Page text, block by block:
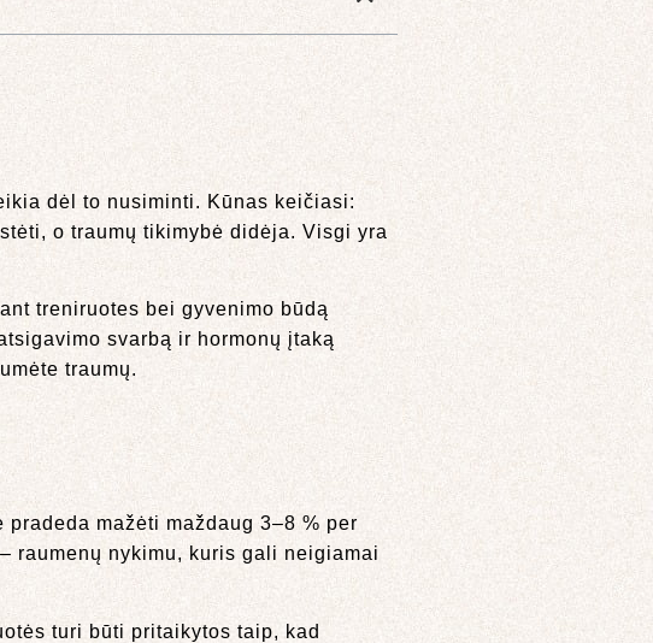
dėl to nusiminti. Kūnas keičiasi:
o traumų tikimybė didėja. Visgi yra
treniruotes bei gyvenimo būdą
svarbą ir hormonų įtaką
traumų.
mažėti maždaug 3–8 % per
raumenų nykimu, kuris gali neigiamai
turi būti pritaikytos taip, kad